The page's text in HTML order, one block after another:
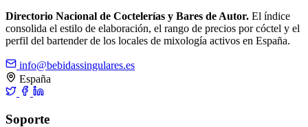
Directorio Nacional de Coctelerías y Bares de Autor. El índice
consolida el estilo de elaboración, el rango de precios por cóctel y el
perfil del bartender de los locales de mixología activos en España.
info@bebidassingulares.es
España
Soporte